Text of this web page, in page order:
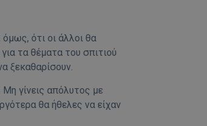
ότι οι άλλοι θα
τα θέματα του σπιτιού
ξεκαθαρίσουν.
γίνεις απόλυτος με
θα ήθελες να είχαν
οι προτιμήσεις τους τιμώνται σε
μελλοντικές συνεδρίες.
29 λεπτά 58
δευτερόλεπτα
Αυτό το cookie χρησιμοποιείται
κάνει έγκυρες αναφορές σχετικά με
τη χρήση του ιστότοπού τους.